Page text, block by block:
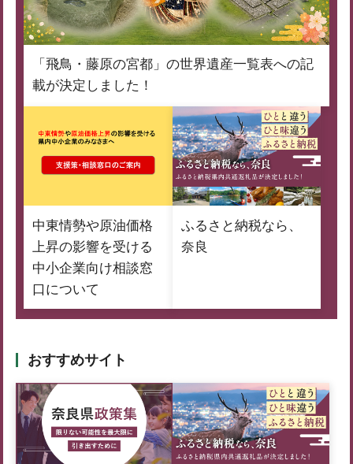
「飛鳥・藤原の宮都」の世界遺産一覧表への記
載が決定しました！
中東情勢や原油価格
上昇の影響を受ける
中小企業向け相談窓
口について
ふるさと納税なら、
奈良
おすすめサイト